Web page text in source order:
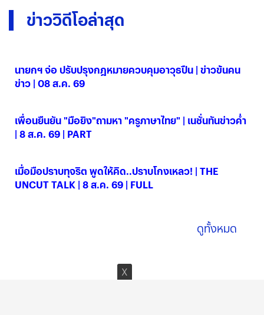
ข่าววิดีโอล่าสุด
นายกฯ จ่อ ปรับปรุงกฎหมายควบคุมอาวุธปืน | ข่าวข้นคน
ข่าว | 08 ส.ค. 69
เพื่อนยืนยัน "มือยิง"ถามหา "ครูภาษาไทย" | เนชั่นทันข่าวค่ำ
| 8 ส.ค. 69 | PART
เมื่อมือปราบทุจริต พูดให้คิด..ปราบโกงเหลว! | THE
UNCUT TALK | 8 ส.ค. 69 | FULL
ดูทั้งหมด